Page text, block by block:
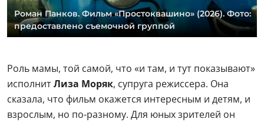
Роман Панков. Фильм «Простоквашино» (2026). Фото:
предоставлено съемочной группой
Роль мамы, той самой, что «и там, и тут показывают»
исполнитЛиза Моряк, супруга режиссера. Она
сказала, что фильм окажется интересным и детям, и
взрослым, но по-разному. Для юных зрителей он